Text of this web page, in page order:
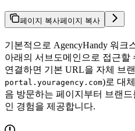
페이지 복사페이지 복사
기본적으로 AgencyHandy 워크
아래의 서브도메인으로 접근할
연결하면 기본 URL을 자체 브
portal.youragency.com)로 대
음 방문하는 페이지부터 브랜
인 경험을 제공합니다.